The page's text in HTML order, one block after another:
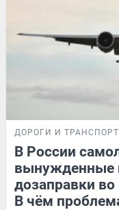
ДОРОГИ И ТРАНСПОРТ
В России
вынужденные
дозаправки
В чём